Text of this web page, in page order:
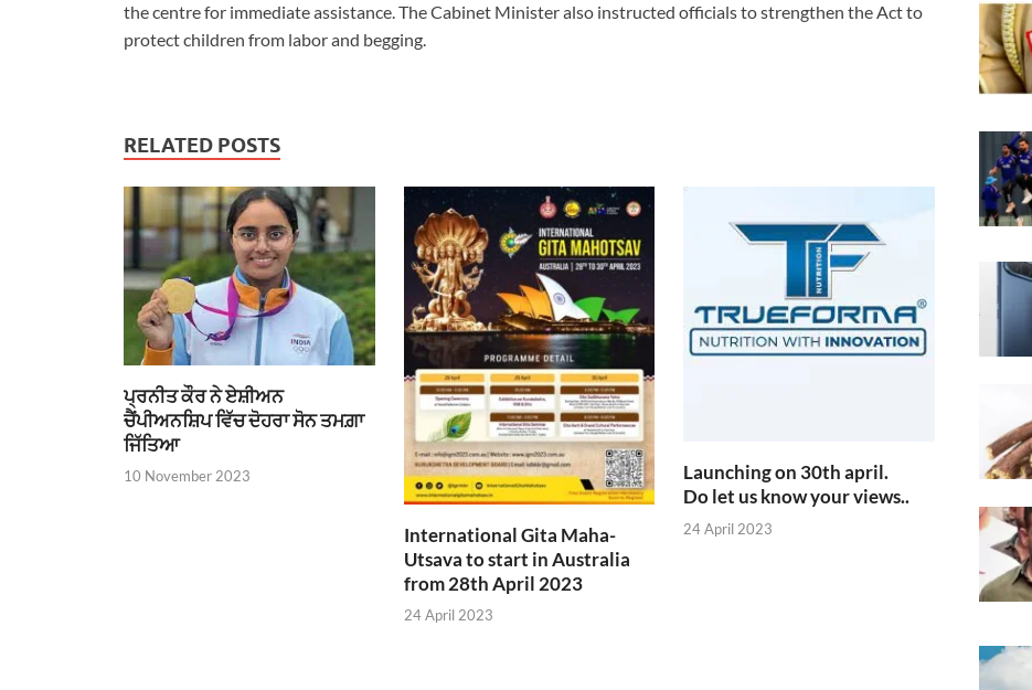
the centre for immediate assistance. The Cabinet Minister also instructed officials to strengthen the Act to
protect children from labor and begging.
RELATED POSTS
ਪ੍ਰਨੀਤ ਕੌਰ ਨੇ ਏਸ਼ੀਅਨ
ਚੈਂਪੀਅਨਸ਼ਿਪ ਵਿੱਚ ਦੋਹਰਾ ਸੋਨ ਤਮਗ਼ਾ
ਜਿੱਤਿਆ
10 November 2023
International Gita Maha-
Utsava to start in Australia
from 28th April 2023
24 April 2023
Launching on 30th april.
Do let us know your views..
24 April 2023